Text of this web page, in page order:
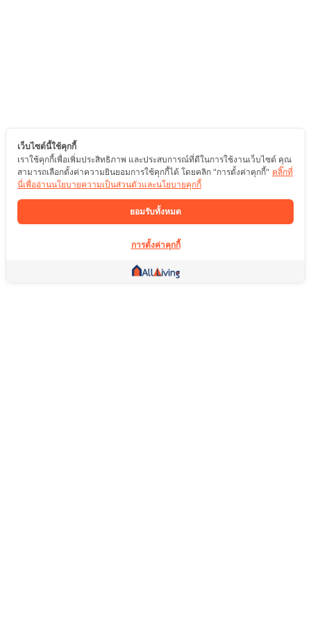
เว็บไซต์นี้ใช้คุกกี้
เราใช้คุกกี้เพื่อเพิ่มประสิทธิภาพ และประสบการณ์ที่ดีในการใช้งานเว็บไซต์ คุณ
สามารถเลือกตั้งค่าความยินยอมการใช้คุกกี้ได้ โดยคลิก "การตั้งค่าคุกกี้" คลิ๊กที่
นี่เพื่ออ่านนโยบายความเป็นส่วนตัวและนโยบายคุกกี้
ยอมรับทั้งหมด
การตั้งค่าคุกกี้